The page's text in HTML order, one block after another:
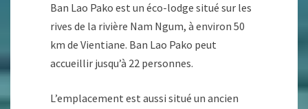
Ban Lao Pako est un éco-lodge situé sur les
rives de la rivière Nam Ngum, à environ 50
km de Vientiane. Ban Lao Pako peut
accueillir jusqu’à 22 personnes.
L’emplacement est aussi situé un ancien